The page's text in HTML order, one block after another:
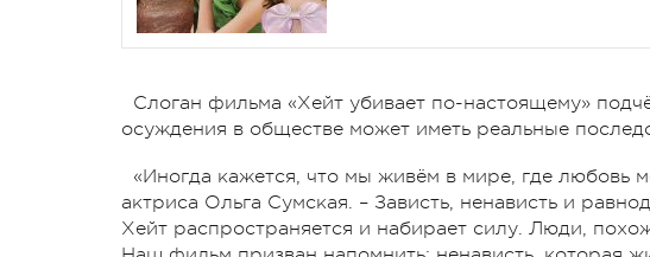
Слоган фильма «Хейт убивает по-настоящему»
осуждения в обществе может иметь реальные
«Иногда кажется, что мы живём в мире, где любовь
актриса Ольга Сумская. – Зависть, ненависть и
Хейт распространяется и набирает силу. Люди,